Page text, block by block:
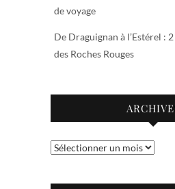
de voyage
De Draguignan à l’Estérel :
des Roches Rouges
Archives